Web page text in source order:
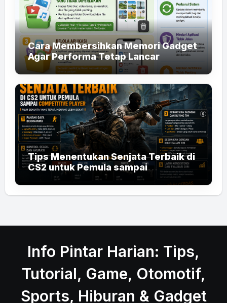
Cara Membersihkan Memori Gadget
Agar Performa Tetap Lancar
Tips Menentukan Senjata Terbaik di
CS2 untuk Pemula sampai
Competitive Player
Info Pintar Harian: Tips,
Tutorial, Game, Otomotif,
Sports, Hiburan & Gadget